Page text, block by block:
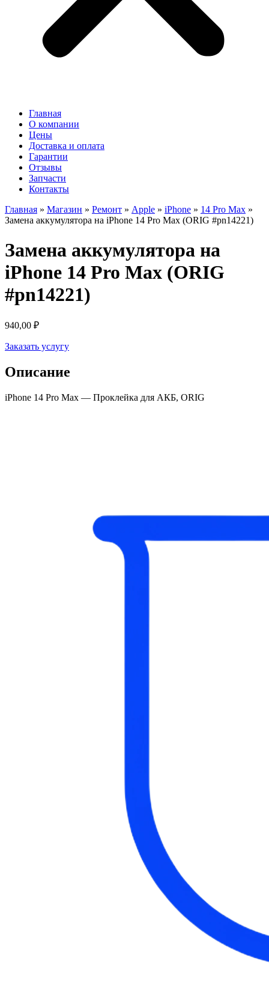
Главная
О компании
Цены
Доставка и оплата
Гарантии
Отзывы
Запчасти
Контакты
Главная » Магазин » Ремонт » Apple » iPhone » 14 Pro Max »
Замена аккумулятора на iPhone 14 Pro Max (ORIG #pn14221)
Замена аккумулятора на
iPhone 14 Pro Max (ORIG
#pn14221)
940,00 ₽
Заказать услугу
Описание
iPhone 14 Pro Max — Проклейка для АКБ, ORIG